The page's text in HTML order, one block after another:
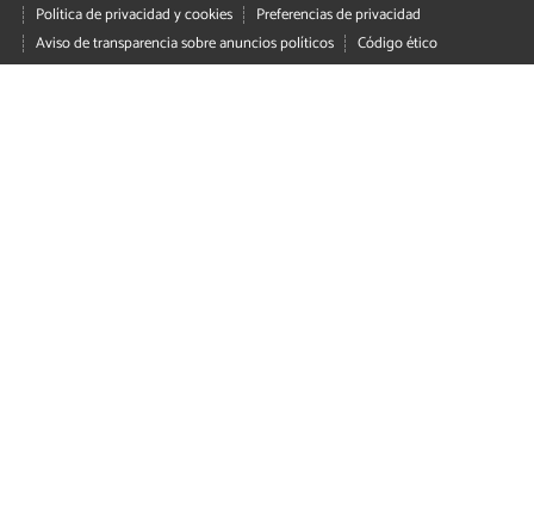
Política de privacidad y cookies
Preferencias de privacidad
Aviso de transparencia sobre anuncios políticos
Código ético